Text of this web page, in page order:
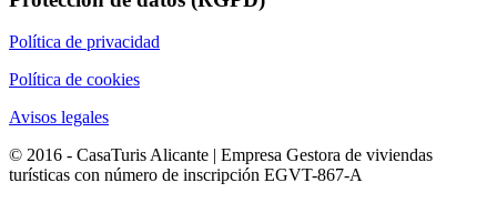
Política de privacidad
Política de cookies
Avisos legales
© 2016 - CasaTuris Alicante | Empresa Gestora de viviendas
turísticas con número de inscripción EGVT-867-A